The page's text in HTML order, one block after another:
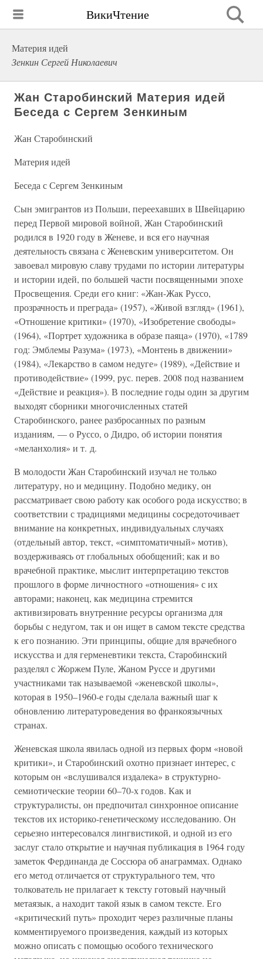
ВикиЧтение
Материя идей
Зенкин Сергей Николаевич
Жан Старобинский Материя идей
Беседа с Сергем Зенкиным
Жан Старобинский
Материя идей
Беседа с Сергем Зенкиным
Сын эмигрантов из Польши, переехавших в Швейцарию
перед Первой мировой войной, Жан Старобинский
родился в 1920 году в Женеве, и вся его научная
деятельность связана с Женевским университетом. Он
завоевал мировую славу трудами по истории литературы
и истории идей, по большей части посвященными эпохе
Просвещения. Среди его книг: «Жан-Жак Руссо,
прозрачность и преграда» (1957), «Живой взгляд» (1961),
«Отношение критики» (1970), «Изобретение свободы»
(1964), «Портрет художника в образе паяца» (1970), «1789
год: Эмблемы Разума» (1973), «Монтень в движении»
(1984), «Лекарство в самом недуге» (1989), «Действие и
противодействие» (1999, рус. перев. 2008 под названием
«Действие и реакция»). В последние годы один за другим
выходят сборники многочисленных статей
Старобинского, ранее разбросанных по разным
изданиям, — о Руссо, о Дидро, об истории понятия
«меланхолия» и т. д.
В молодости Жан Старобинский изучал не только
литературу, но и медицину. Подобно медику, он
рассматривает свою работу как особого рода искусство; в
соответствии с традициями медицины сосредоточивает
внимание на конкретных, индивидуальных случаях
(отдельный автор, текст, «симптоматичный» мотив),
воздерживаясь от глобальных обобщений; как и во
врачебной практике, мыслит интерпретацию текстов
прошлого в форме личностного «отношения» с их
авторами; наконец, как медицина стремится
активизировать внутренние ресурсы организма для
борьбы с недугом, так и он ищет в самом тексте средства
к его познанию. Эти принципы, общие для врачебного
искусства и для герменевтики текста, Старобинский
разделял с Жоржем Пуле, Жаном Руссе и другими
участниками так называемой «женевской школы»,
которая в 1950–1960-е годы сделала важный шаг к
обновлению литературоведения во франкоязычных
странах.
Женевская школа явилась одной из первых форм «новой
критики», и Старобинский охотно признает интерес, с
которым он «вслушивался издалека» в структурно-
семиотические теории 60–70-х годов. Как и
структуралисты, он предпочитал синхронное описание
текстов их историко-генетическому исследованию. Он
серьезно интересовался лингвистикой, и одной из его
заслуг стало открытие и научная публикация в 1964 году
заметок Фердинанда де Соссюра об анаграммах. Однако
его метод отличается от структурального тем, что
толкователь не прилагает к тексту готовый научный
метаязык, а находит такой язык в самом тексте. Его
«критический путь» проходит через различные планы
комментируемого произведения, каждый из которых
можно описать с помощью особого технического